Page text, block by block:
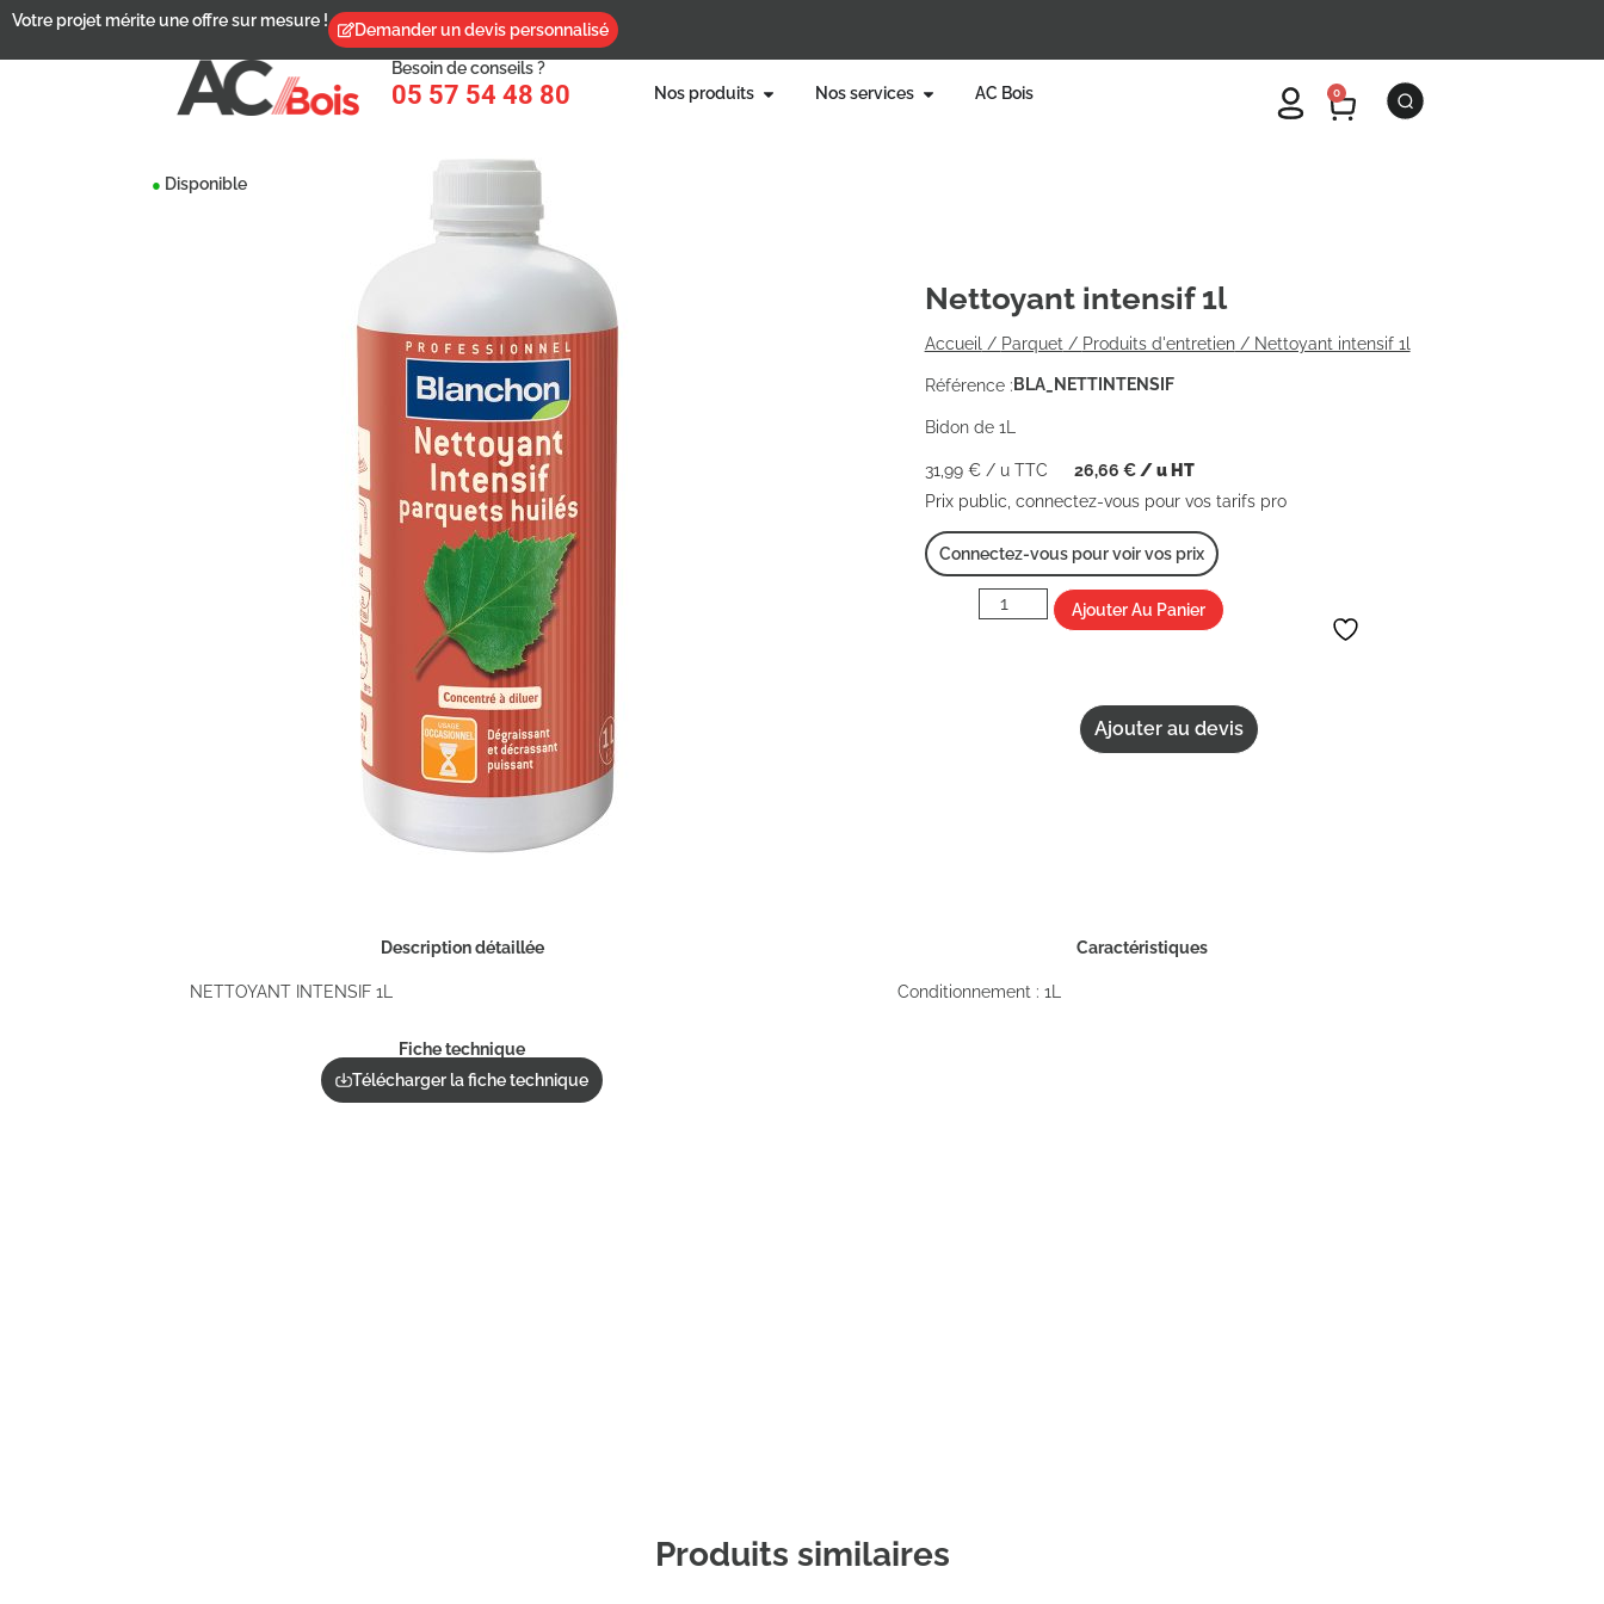
Votre projet mérite une offre sur mesure !
Demander un devis personnalisé
Besoin de conseils ?
05 57 54 48 80 Nos produits Nos services AC Bois 0
● Disponible
Nettoyant intensif 1l
Accueil / Parquet / Produits d'entretien/ Nettoyant intensif 1l
Référence : BLA_NETTINTENSIF
Bidon de 1L
31,99 €/ u TTC 26,66 €/ u HT
Prix public, connectez-vous pour vos tarifs pro
Connectez-vous pour voir vos prix
Ajouter Au Panier
Ajouter au devis
Description détaillée
NETTOYANT INTENSIF 1L
Fiche technique
Télécharger la fiche technique
Caractéristiques
Conditionnement : 1L
Produits similaires